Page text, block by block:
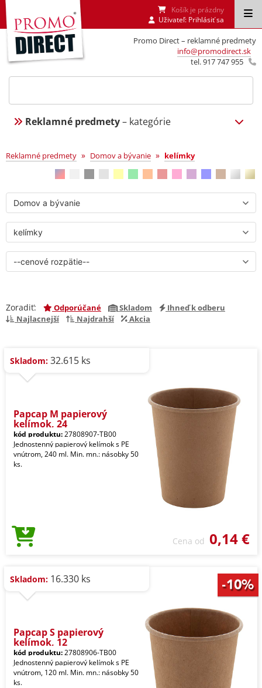
Promo Direct – reklamné predmety
info@promodirect.sk
tel. 917 747 955
Košík je prázdny
Uživateľ: Prihlásiť sa
Reklamné predmety– kategórie
kelímky
Reklamné predmety » Domov a bývanie » kelímky
Zoradiť: Odporúčané Skladom
Ihneď k odberu
Najlacnejší
Najdrahší Akcia
Skladom: 32.615 ks
Papcap M papierový
kelímok, 24
kód produktu:27808907-TB00
Jednostenný papierový kelímok s PE
vnútrom, 240 ml. Min. mn.: násobky 50
ks.
Cena od 0,14 €
Skladom: 16.330 ks
Papcap S papierový
kelímok, 12
kód produktu:27808906-TB00
Jednostenný papierový kelímok s PE
vnútrom, 120 ml. Min. mn.: násobky 50
ks.